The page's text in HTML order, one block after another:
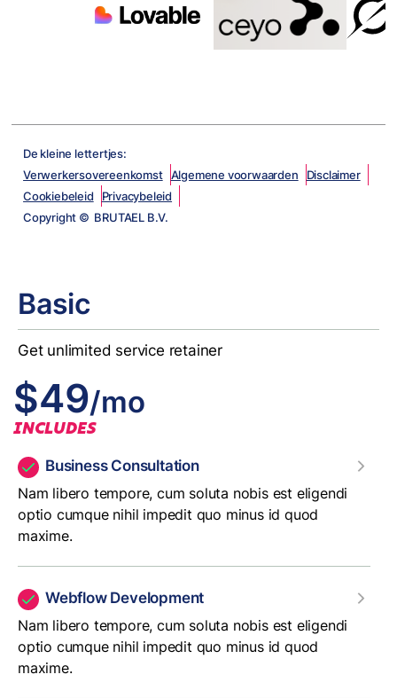
De kleine lettertjes:
Verwerkersovereenkomst Algemene voorwaarden
Disclaimer
Cookiebeleid
Privacybeleid
Copyright © BRUTAEL B.V.
Basic
Get unlimited service retainer
$49/mo
INCLUDES
Business Consultation
Nam libero tempore, cum soluta nobis est eligendi
optio cumque nihil impedit quo minus id quod
maxime.
Webflow Development
Nam libero tempore, cum soluta nobis est eligendi
optio cumque nihil impedit quo minus id quod
maxime.